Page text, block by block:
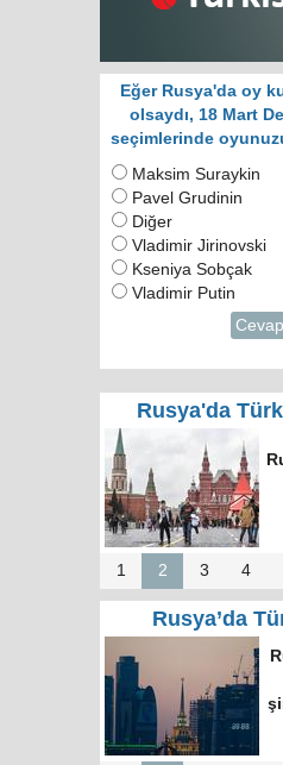
Eğer Rusya'da oy
olsaydı, 18 Mart
seçimlerinde
Maksim Suraykin
Pavel Grudinin
Diğer
Vladimir Jirinovski
Kseniya Sobçak
Vladimir Putin
Rusya'da
1 2 3 4
Rusya’da